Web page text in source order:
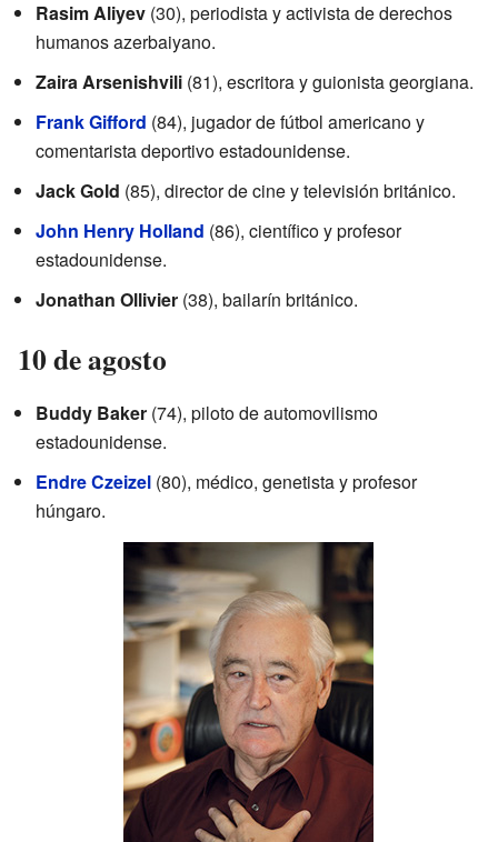
Rasim Aliyev (30), periodista y activista de derechos
humanos azerbaiyano.
Zaira Arsenishvili (81), escritora y guionista georgiana.
Frank Gifford (84), jugador de fútbol americano y
comentarista deportivo estadounidense.
Jack Gold (85), director de cine y televisión británico.
John Henry Holland (86), científico y profesor
estadounidense.
Jonathan Ollivier (38), bailarín británico.
10 de agosto
Buddy Baker (74), piloto de automovilismo
estadounidense.
Endre Czeizel (80), médico, genetista y profesor
húngaro.